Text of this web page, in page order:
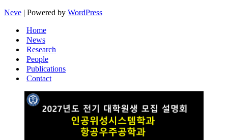
Neve | Powered by WordPress
Home
News
Research
People
Publications
Contact